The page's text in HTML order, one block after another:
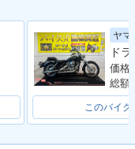
1997年 STEED 400
VCL・カラーチェン ヤマ
価格:
総額:
このバイク